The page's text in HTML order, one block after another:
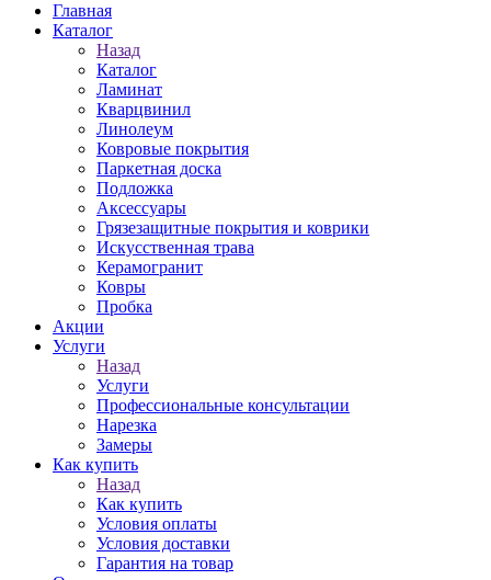
Главная
Каталог
Назад
Каталог
Ламинат
Кварцвинил
Линолеум
Ковровые покрытия
Паркетная доска
Подложка
Аксессуары
Грязезащитные покрытия и коврики
Искусственная трава
Керамогранит
Ковры
Пробка
Акции
Услуги
Назад
Услуги
Профессиональные консультации
Нарезка
Замеры
Как купить
Назад
Как купить
Условия оплаты
Условия доставки
Гарантия на товар